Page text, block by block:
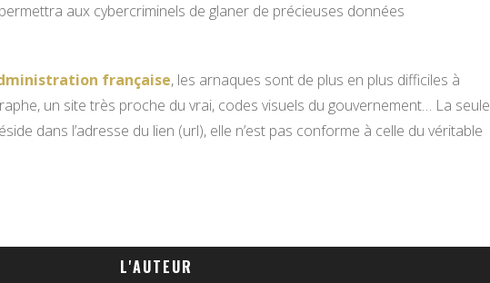
aux cybercriminels de glaner de précieuses données
française, les arnaques sont de plus en plus difficiles à
un site très proche du vrai, codes visuels du gouvernement… La seule
dans l’adresse du lien (url), elle n’est pas conforme à celle du véritable
L'AUTEUR